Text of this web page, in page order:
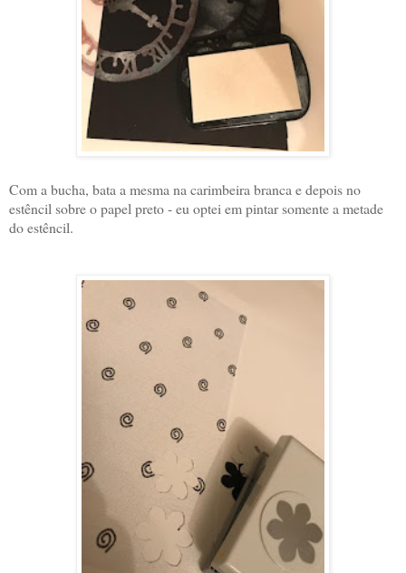
Com a bucha, bata a mesma na carimbeira branca e depois no
estêncil sobre o papel preto - eu optei em pintar somente a metade
do estêncil.